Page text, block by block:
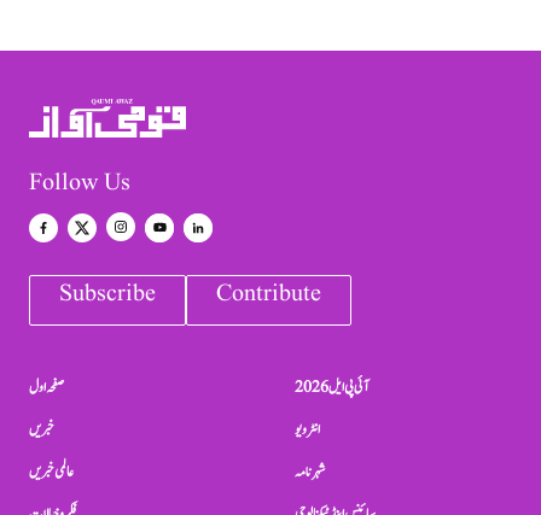
Follow Us
Subscribe Contribute
صفحہ اول
خبریں
عالمی خبریں
آئی پی ایل 2026
انٹرویو
شہرنامہ